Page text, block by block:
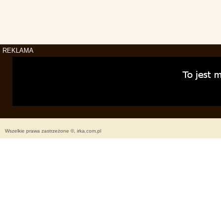
REKLAMA
Wszelkie prawa zastrzeżone ©, irka.com.pl